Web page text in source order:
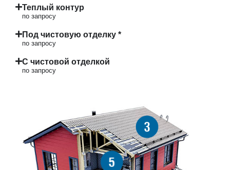
Теплый контур
по запросу
Под чистовую отделку *
по запросу
С чистовой отделкой
по запросу
3
5